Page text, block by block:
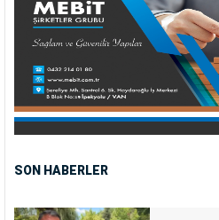
SON HABERLER